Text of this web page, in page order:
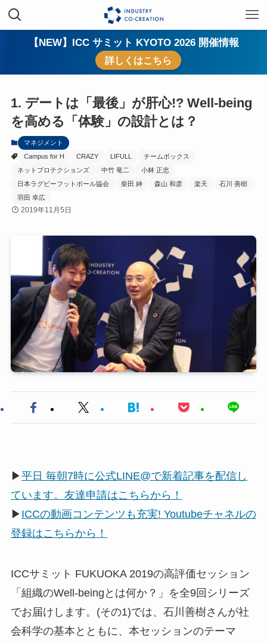
【NEW】ICC サミット KYOTO 2026 開催情報
詳しくはこちら
1. デートは「最後」が肝心!? Well-being
を高める「体験」の設計とは？
マネジメント
Campus for H
CRAZY LIFULL
チームボックス
ネットプロテクションズ
中竹 竜二
小林 正忠
日本ラグビーフットボール協会
柴田 紳 森山 和彦 楽天
石川 善樹
羽田 幸広
2019年11月5日
▶平日 毎朝7時に公式LINE@で新着記事を配信し
ています。友達申請はこちらから！
▶ ICCの動画コンテンツも充実! Youtubeチャネルの
登録はこちらから！
ICCサミット FUKUOKA 2019の高評価セッション
「組織のWell-beingとは何か？」を全9回シリーズ
でお届けします。(その1)では、石川善樹さんが社
会科学の基本とともに、本セッションのテーマ